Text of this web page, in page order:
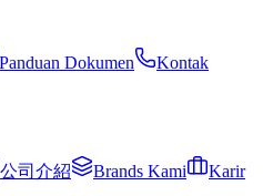
Panduan Dokumen
Kontak
公司介紹 Brands Kami
Karir